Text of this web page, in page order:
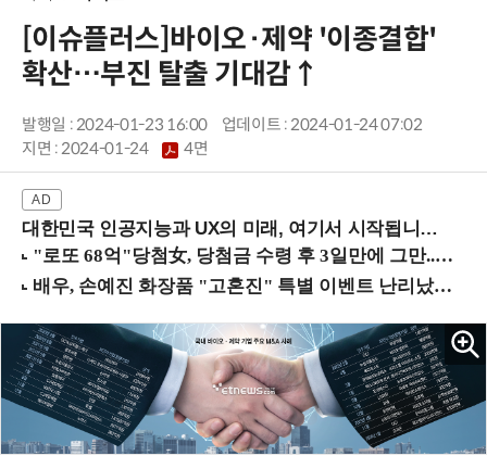
[이슈플러스]바이오·제약 '이종결합'
확산…부진 탈출 기대감↑
발행일 : 2024-01-23 16:00
업데이트 : 2024-01-24 07:02
지면 :2024-01-24 4면
대한민국 인공지능과 UX의 미래, 여기서 시작됩니다! (9/2 강남역)